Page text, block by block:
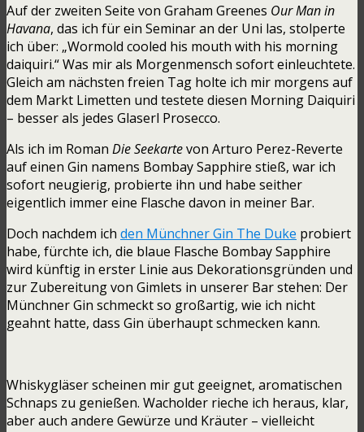
Auf der zweiten Seite von Graham Greenes Our Man in
Havana, das ich für ein Seminar an der Uni las, stolperte
ich über: „Wormold cooled his mouth with his morning
daiquiri.“ Was mir als Morgenmensch sofort einleuchtete.
Gleich am nächsten freien Tag holte ich mir morgens auf
dem Markt Limetten und testete diesen Morning Daiquiri
– besser als jedes Glaserl Prosecco.
Als ich im Roman Die Seekartevon Arturo Perez-Reverte
auf einen Gin namens Bombay Sapphire stieß, war ich
sofort neugierig, probierte ihn und habe seither
eigentlich immer eine Flasche davon in meiner Bar.
Doch nachdem ich den Münchner Gin The Duke probiert
habe, fürchte ich, die blaue Flasche Bombay Sapphire
wird künftig in erster Linie aus Dekorationsgründen und
zur Zubereitung von Gimlets in unserer Bar stehen: Der
Münchner Gin schmeckt so großartig, wie ich nicht
geahnt hatte, dass Gin überhaupt schmecken kann.
Whiskygläser scheinen mir gut geeignet, aromatischen
Schnaps zu genießen. Wacholder rieche ich heraus, klar,
aber auch andere Gewürze und Kräuter – vielleicht